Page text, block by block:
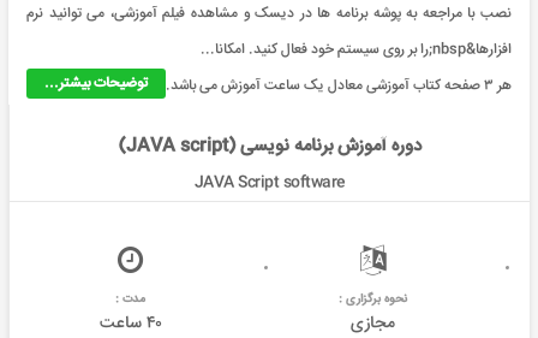
نصب با مراجعه به پوشه برنامه ها در دیسک و مشاهده فیلم آموزشی، می توانید نرم
افزارها&nbsp;را بر روی سیستم خود فعال کنید. امکانا...
توضیحات بیشتر...
هر ۳ صفحه کتاب آموزشی معادل یک ساعت آموزش می باشد.
دوره آموزش برنامه نویسی (JAVA script)
JAVA Script software
نحوه برگزاری :
مجازی
مدت :
۴۰ ساعت